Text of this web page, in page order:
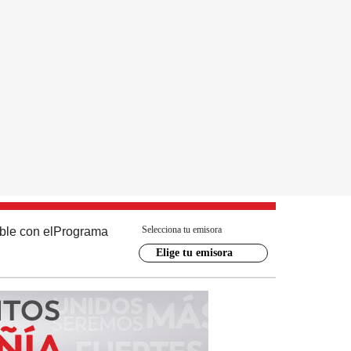
con el Programa Selecciona tu emisora
Elige tu emisora